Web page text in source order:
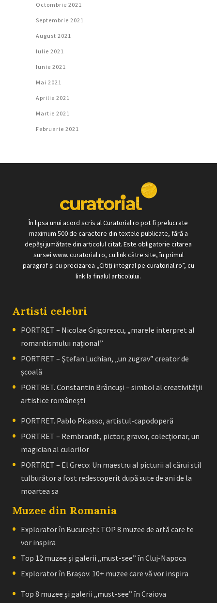
Octombrie 2021
Septembrie 2021
August 2021
Iulie 2021
Iunie 2021
Mai 2021
Aprilie 2021
Martie 2021
Februarie 2021
În lipsa unui acord scris al Curatorial.ro pot fi prelucrate
maximum 500 de caractere din textele publicate, fără a
depăși jumătate din articolul citat. Este obligatorie citarea
sursei www. curatorial.ro, cu link către site, în primul
paragraf și cu precizarea „Citiți integral pe curatorial.ro”, cu
link la finalul articolului.
Artisti celebri
PORTRET – Nicolae Grigorescu, „marele interpret al
romantismului naţional”
PORTRET – Ştefan Luchian, „un zugrav” creator de
școală
PORTRET. Constantin Brâncuşi – simbol al creativităţii
artistice româneşti
PORTRET. Pablo Picasso, artistul-capodoperă
PORTRET – Rembrandt, pictor, gravor, colecţionar, un
magician al culorilor
PORTRET – El Greco: Un maestru al picturii al cărui stil
tulburător a fost redescoperit după sute de ani de la
moartea sa
Muzee din Romania
Explorator în București: TOP 8 muzee de artă care te
vor inspira
Top 12 muzee și galerii „must-see” în Cluj-Napoca
Explorator în Brașov: 10+ muzee care vă vor inspira
Top 8 muzee și galerii „must-see” în Craiova